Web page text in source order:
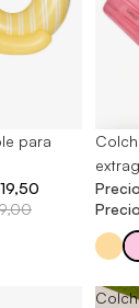
para
-50%